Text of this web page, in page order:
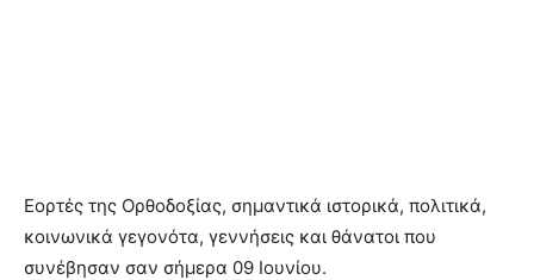
Εορτές της Ορθοδοξίας, σημαντικά ιστορικά, πολιτικά,
κοινωνικά γεγονότα, γεννήσεις και θάνατοι που
συνέβησαν σαν σήμερα 09 Ιουνίου.